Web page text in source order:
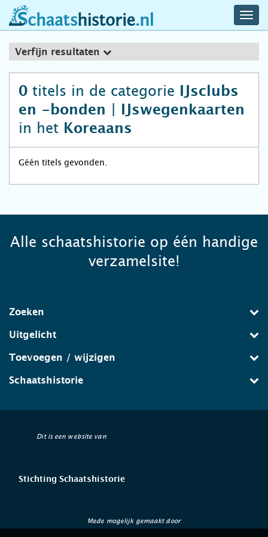
schaatshistorie.nl
Verfijn resultaten
0 titels in de categorie
IJsclubs
en -bonden | IJswegenkaarten
in het Koreaans
Géén titels gevonden.
Alle schaatshistorie op één handige
verzamelsite!
Zoeken
Uitgelicht
Toevoegen / wijzigen
Schaatshistorie
Dit is een website van
Stichting Schaatshistorie
Mede mogelijk gemaakt door